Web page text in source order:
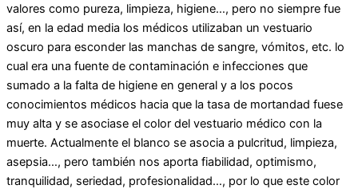
valores como pureza, limpieza, higiene…, pero no siempre fue
así, en la edad media los médicos utilizaban un vestuario
oscuro para esconder las manchas de sangre, vómitos, etc. lo
cual era una fuente de contaminación e infecciones que
sumado a la falta de higiene en general y a los pocos
conocimientos médicos hacia que la tasa de mortandad fuese
muy alta y se asociase el color del vestuario médico con la
muerte. Actualmente el blanco se asocia a pulcritud, limpieza,
asepsia…, pero también nos aporta fiabilidad, optimismo,
tranquilidad, seriedad, profesionalidad…, por lo que este color